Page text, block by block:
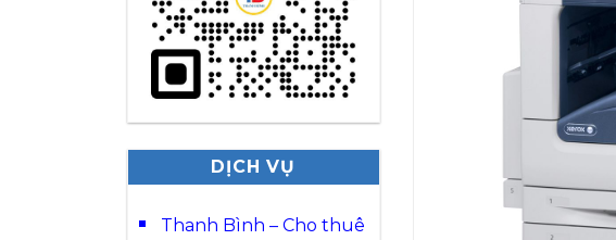
DỊCH VỤ
Thanh Bình – Cho thuê